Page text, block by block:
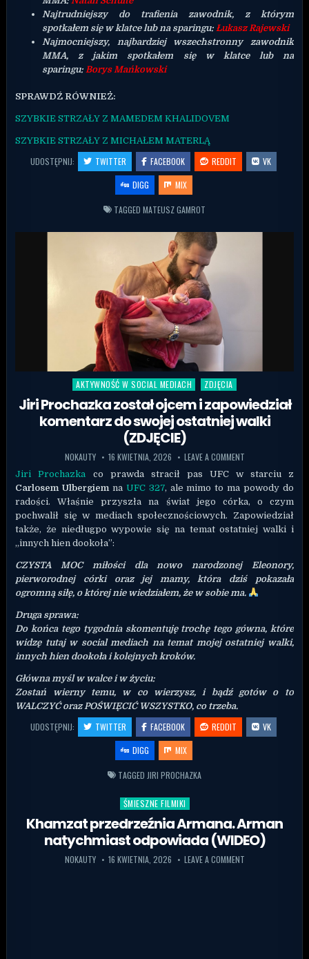
Najtrudniejszy do trafienia zawodnik, z którym
spotkałem się w klatce lub na sparingu: Łukasz Rajewski
Najmocniejszy, najbardziej wszechstronny zawodnik
MMA, z jakim spotkałem się w klatce lub na
sparingu: Borys Mańkowski
SPRAWDŹ RÓWNIEŻ:
SZYBKIE STRZAŁY Z MAMEDEM KHALIDOVEM
SZYBKIE STRZAŁY Z MICHAŁEM MATERLĄ
UDOSTĘPNIJ: TWITTER FACEBOOK REDDIT
VK
DIGG
MIX
TAGGED MATEUSZ GAMROT
Posted in
AKTYWNOŚĆ W SOCIAL MEDIACH ZDJĘCIA
Jiri Prochazka został ojcem i zapowiedział
komentarz do swojej ostatniej walki
(ZDJĘCIE)
NOKAUTY 16 KWIETNIA, 2026 LEAVE A COMMENT
Jiri Prochazka co prawda stracił pas UFC w starciu z
Carlosem Ulbergiem na UFC 327, ale mimo to ma powody do
radości. Właśnie przyszła na świat jego córka, o czym
pochwalił się w mediach społecznościowych. Zapowiedział
także, że niedługpo wypowie się na temat ostatniej walki i
„innych hien dookoła”:
CZYSTA MOC miłości dla nowo narodzonej Eleonory,
pierworodnej córki oraz jej mamy, która dziś pokazała
ogromną siłę, o której nie wiedziałem, że w sobie ma.
Druga sprawa:
Do końca tego tygodnia skomentuję trochę tego gówna, które
widzę tutaj w social mediach na temat mojej ostatniej walki,
innych hien dookoła i kolejnych kroków.
Główna myśl w walce i w życiu:
Zostań wierny temu, w co wierzysz, i bądź gotów o to
WALCZYĆ oraz POŚWIĘCIĆ WSZYSTKO, co trzeba.
UDOSTĘPNIJ: TWITTER FACEBOOK REDDIT
VK
DIGG
MIX
TAGGED JIRI PROCHAZKA
Posted in
ŚMIESZNE FILMIKI
Khamzat przedrzeźnia Armana. Arman
natychmiast odpowiada (WIDEO)
NOKAUTY 16 KWIETNIA, 2026 LEAVE A COMMENT